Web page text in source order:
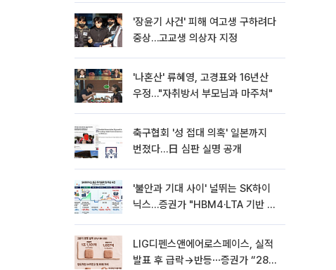
'장윤기 사건' 피해 여고생 구하려다
중상…고교생 의상자 지정
'나혼산' 류혜영, 고경표와 16년산
우정…"자취방서 부모님과 마주쳐"
축구협회 '성 접대 의혹' 일본까지
번졌다…日 심판 실명 공개
'불안과 기대 사이' 널뛰는 SK하이
닉스…증권가 "HBM4·LTA 기반 펀
LIG디펜스앤에어로스페이스, 실적
발표 후 급락→반등⋯증권가 “28년